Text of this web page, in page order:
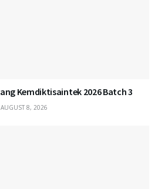
Kemdiktisaintek 2026 Batch 3
AUGUST 8, 2026